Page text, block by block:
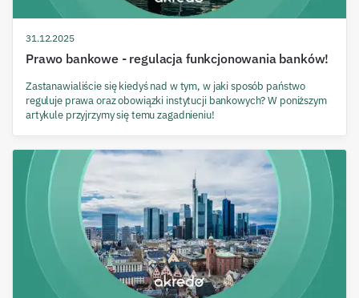
31.12.2025
Prawo bankowe - regulacja funkcjonowania banków!
Zastanawialiście się kiedyś nad w tym, w jaki sposób państwo
reguluje prawa oraz obowiązki instytucji bankowych? W poniższym
artykule przyjrzymy się temu zagadnieniu!